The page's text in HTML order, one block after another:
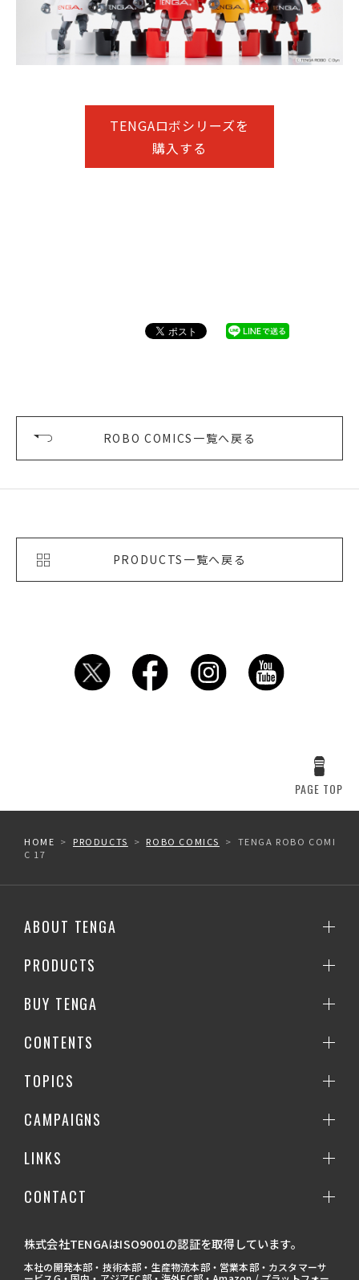
TENGAロボシリーズを
購入する
ROBO COMICS一覧へ戻る
PRODUCTS一覧へ戻る
PAGE TOP
HOME PRODUCTS ROBO COMICS
TENGA ROBO COMI
C 17
ABOUT TENGA
PRODUCTS
BUY TENGA
CONTENTS
TOPICS
CAMPAIGNS
LINKS
CONTACT
株式会社TENGAはISO9001の認証を取得しています。
本社の開発本部・技術本部・生産物流本部・営業本部・カスタマーサ